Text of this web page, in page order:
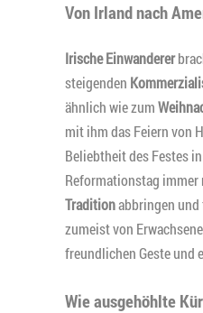
Von Irland nach
Irische Einwanderer
steigenden
ähnlich wie zum
mit ihm das Feiern von
Beliebtheit des Festes
Reformationstag immer
Traditionabbringen und
zumeist von
freundlichen Geste und
Wie ausgehöhlte